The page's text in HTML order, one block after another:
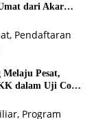
dari Akar
Melaju Pesat,
dalam Uji Coba